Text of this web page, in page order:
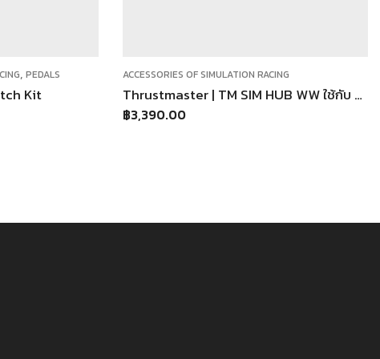
ACCESSORIES OF SIMULATION RACING
Thrustmaster | TM SIM HUB WW ใช้กับ TSS TH8A T300